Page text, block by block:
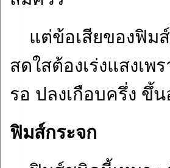
แต่ข้อเสียของฟิมส์
สดใสต้องเร่งแสงเ
รอ ปลงเกือบครึ่ง ขึ้
ฟิมส์กระจก